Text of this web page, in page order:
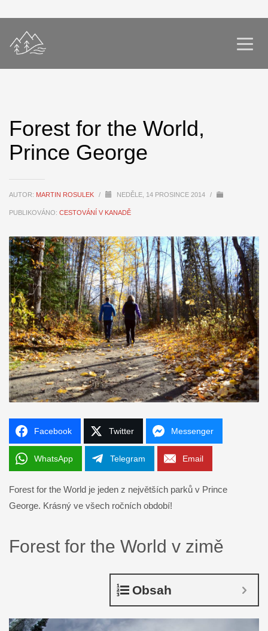
Forest for the World,
Prince George
AUTOR: MARTIN ROSULEK / NEDĚLE, 14 PROSINCE 2014 /
PUBLIKOVÁNO: CESTOVÁNÍ V KANADĚ
Facebook Twitter Messenger
WhatsApp Telegram Email
Forest for the World je jeden z největších parků v Prince
George. Krásný ve všech ročních období!
Forest for the World v zimě
Obsah